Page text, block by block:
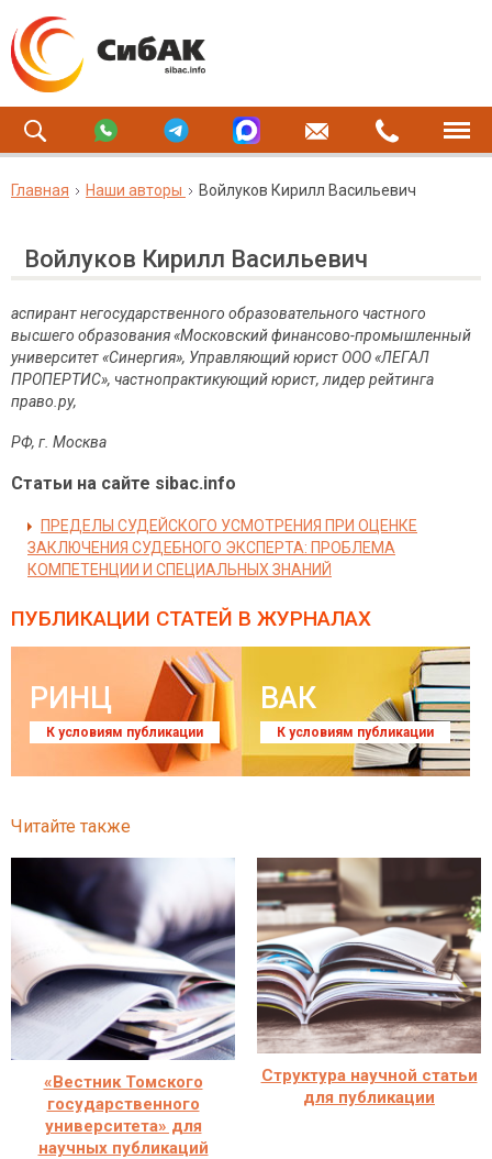
Главная Наши авторы Войлуков Кирилл Васильевич
Войлуков Кирилл Васильевич
аспирантнегосударственного образовательного частного
высшего образования «Московский финансово-промышленный
университет «Синергия», Управляющий юрист ООО «ЛЕГАЛ
ПРОПЕРТИС», частнопрактикующий юрист, лидер рейтинга
право.ру,
РФ, г. Москва
Статьи на сайте sibac.info
ПРЕДЕЛЫ СУДЕЙСКОГО УСМОТРЕНИЯ ПРИ ОЦЕНКЕ
ЗАКЛЮЧЕНИЯ СУДЕБНОГО ЭКСПЕРТА: ПРОБЛЕМА
КОМПЕТЕНЦИИ И СПЕЦИАЛЬНЫХ ЗНАНИЙ
ПУБЛИКАЦИИ СТАТЕЙ В ЖУРНАЛАХ
РИНЦ
К условиям публикации
ВАК
К условиям публикации
Читайте также
«Вестник Томского
государственного
университета» для
научных публикаций
Структура научной статьи
для публикации